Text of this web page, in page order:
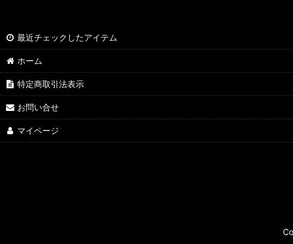
最近チェックしたアイテム
ホーム
特定商取引法表示
お問い合せ
マイページ